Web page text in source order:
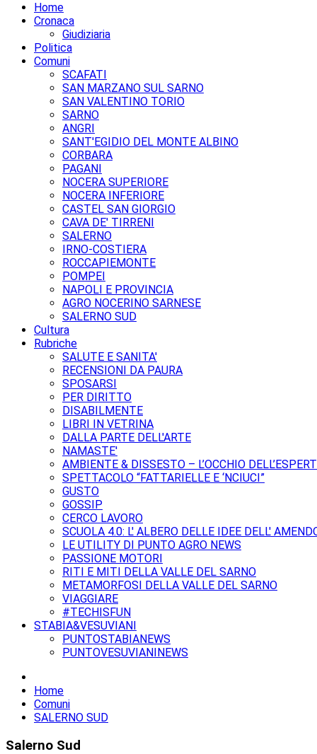
Home
Cronaca
Giudiziaria
Politica
Comuni
SCAFATI
SAN MARZANO SUL SARNO
SAN VALENTINO TORIO
SARNO
ANGRI
SANT'EGIDIO DEL MONTE ALBINO
CORBARA
PAGANI
NOCERA SUPERIORE
NOCERA INFERIORE
CASTEL SAN GIORGIO
CAVA DE' TIRRENI
SALERNO
IRNO-COSTIERA
ROCCAPIEMONTE
POMPEI
NAPOLI E PROVINCIA
AGRO NOCERINO SARNESE
SALERNO SUD
Cultura
Rubriche
SALUTE E SANITA'
RECENSIONI DA PAURA
SPOSARSI
PER DIRITTO
DISABILMENTE
LIBRI IN VETRINA
DALLA PARTE DELL'ARTE
NAMASTE'
AMBIENTE & DISSESTO – L’OCCHIO
SPETTACOLO “FATTARIELLE E ‘NCIUCI”
GUSTO
GOSSIP
CERCO LAVORO
SCUOLA 4.0: L' ALBERO DELLE IDEE DELL'
LE UTILITY DI PUNTO AGRO NEWS
PASSIONE MOTORI
RITI E MITI DELLA VALLE DEL SARNO
METAMORFOSI DELLA VALLE DEL SARNO
VIAGGIARE
#TECHISFUN
STABIA&VESUVIANI
PUNTOSTABIANEWS
PUNTOVESUVIANINEWS
Home
Comuni
SALERNO SUD
Salerno Sud